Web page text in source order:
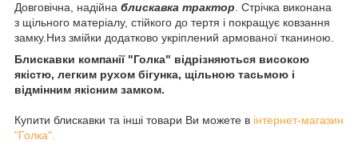
Довговічна, надійна блискавка трактор . Стрічка виконана
з щільного матеріалу, стійкого до тертя і покращує ковзання
замку.Низ змійки додатково укріплений армованої тканиною.
Блискавки компанії "Голка" відрізняються високою
якістю, легким рухом бігунка, щільною тасьмою і
відмінним якісним замком.
Купити блискавки та інші товари Ви можете в інтернет-магазин
"Голка".